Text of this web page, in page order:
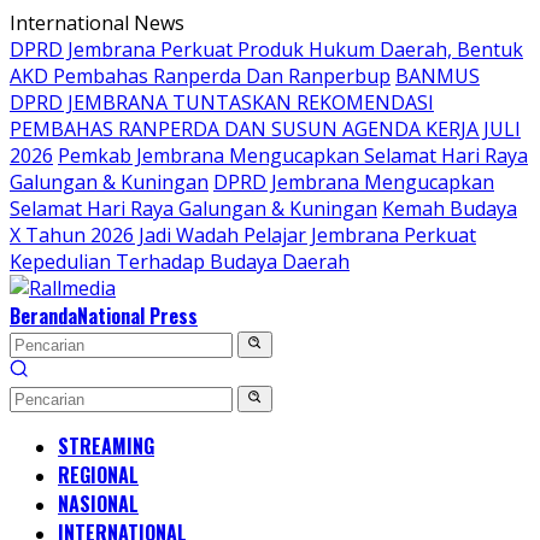
Langsung
ke
konten
International News
DPRD Jembrana Perkuat Produk Hukum Daerah, Bentuk
AKD Pembahas Ranperda Dan Ranperbup BANMUS
DPRD JEMBRANA TUNTASKAN REKOMENDASI
PEMBAHAS RANPERDA DAN SUSUN AGENDA KERJA JULI
2026 Pemkab Jembrana Mengucapkan Selamat Hari Raya
Galungan & Kuningan DPRD Jembrana Mengucapkan
Selamat Hari Raya Galungan & Kuningan Kemah Budaya
X Tahun 2026 Jadi Wadah Pelajar Jembrana Perkuat
Kepedulian Terhadap Budaya Daerah
BerandaNational Press
STREAMING
REGIONAL
NASIONAL
INTERNATIONAL